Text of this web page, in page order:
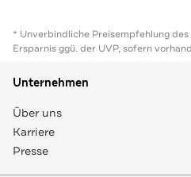
* Unverbindliche Preisempfehlung
Ersparnis ggü. der UVP, sofern
Unternehmen
Über uns
Karriere
Presse